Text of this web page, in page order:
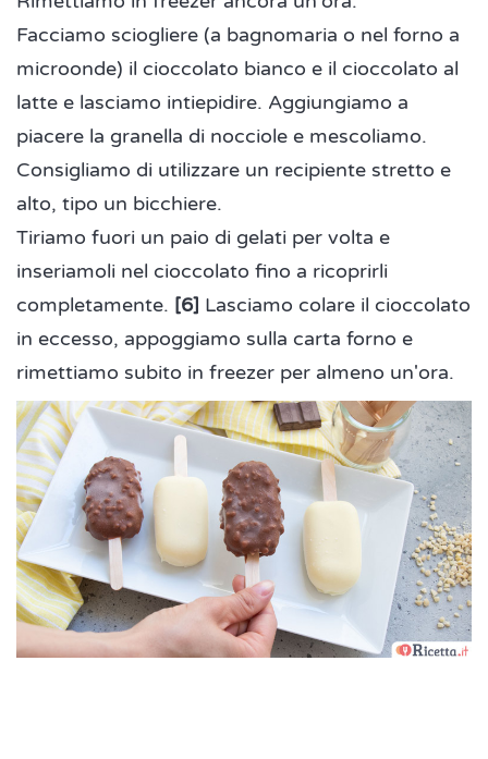
Facciamo sciogliere (a bagnomaria o nel forno a
microonde) il cioccolato bianco e il cioccolato al
latte e lasciamo intiepidire. Aggiungiamo a
piacere la granella di nocciole e mescoliamo.
Consigliamo di utilizzare un recipiente stretto e
alto, tipo un bicchiere.
Tiriamo fuori un paio di gelati per volta e
inseriamoli nel cioccolato fino a ricoprirli
completamente. [6] Lasciamo colare il cioccolato
in eccesso, appoggiamo sulla carta forno e
rimettiamo subito in freezer per almeno un'ora.